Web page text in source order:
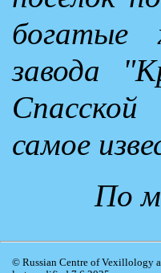
богатые
завода
самое
По
© Russian Centre of Vexillology